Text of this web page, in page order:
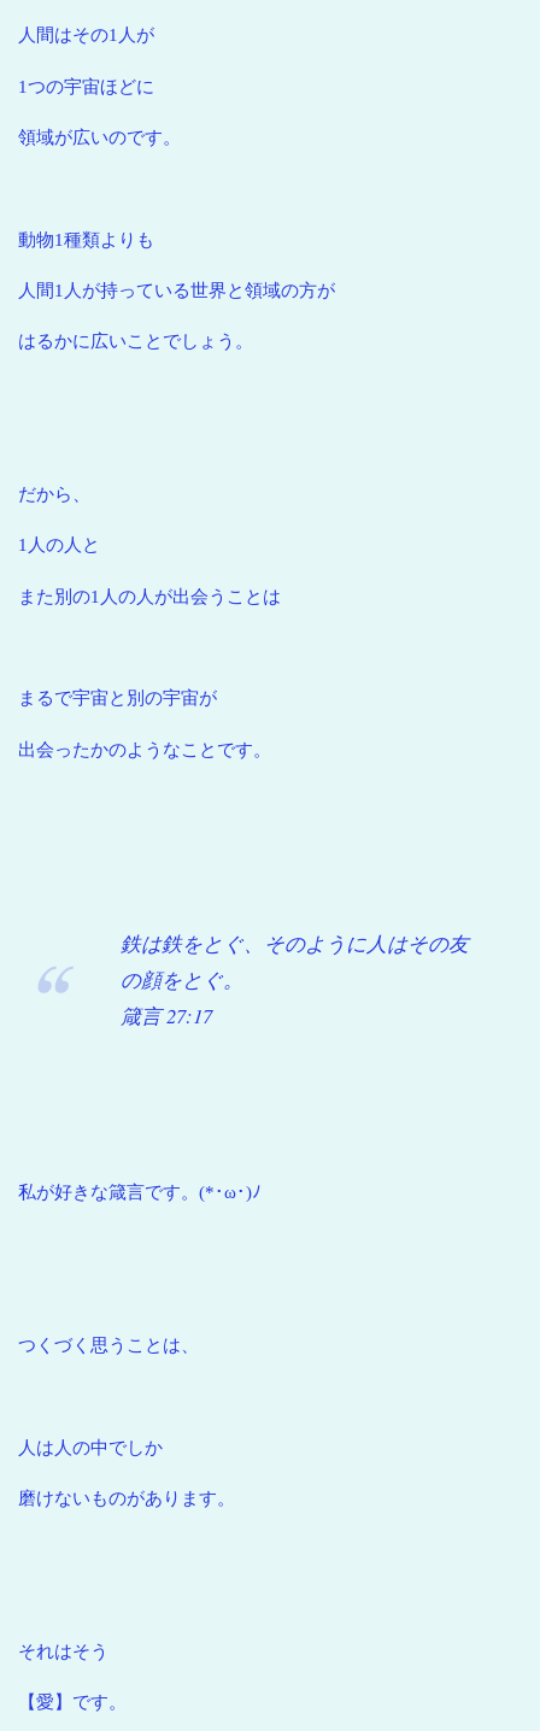
人間はその1人が
1つの宇宙ほどに
領域が広いのです。
動物1種類よりも
人間1人が持っている世界と領域の方が
はるかに広いことでしょう。
だから、
1人の人と
また別の1人の人が出会うことは
まるで宇宙と別の宇宙が
出会ったかのようなことです。
鉄は鉄をとぐ、そのように人はその友
の顔をとぐ。
箴言 27:17
私が好きな箴言です。(*･ω･)ﾉ
つくづく思うことは、
人は人の中でしか
磨けないものがあります。
それはそう
【愛】です。